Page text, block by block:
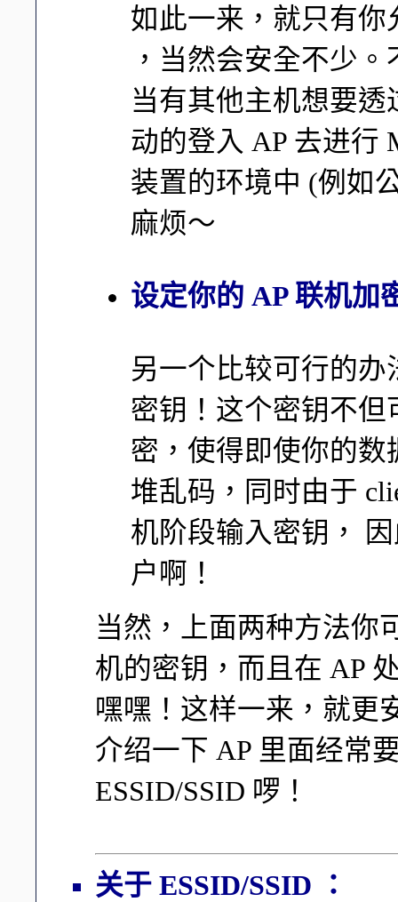
如此一来，就只有你
，当然会安全不少
当有其他主机想要
动的登入 AP 去进行
装置的环境中 (例如
麻烦～
设定你的 AP 联机加
另一个比较可行的
密钥！这个密钥不
密，使得即使你的
堆乱码，同时由于
机阶段输入密钥，
户啊！
当然，上面两种方法你
机的密钥，而且在 AP
嘿嘿！这样一来，就更
介绍一下 AP 里面经常
ESSID/SSID 啰！
关于 ESSID/SSID ：